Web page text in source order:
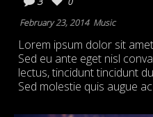
February 23, 2014 Music
Lorem ipsum dolor sit
Sed eu ante eget nisl
lectus, tincidunt tincidunt
Sed molestie quis augue ac